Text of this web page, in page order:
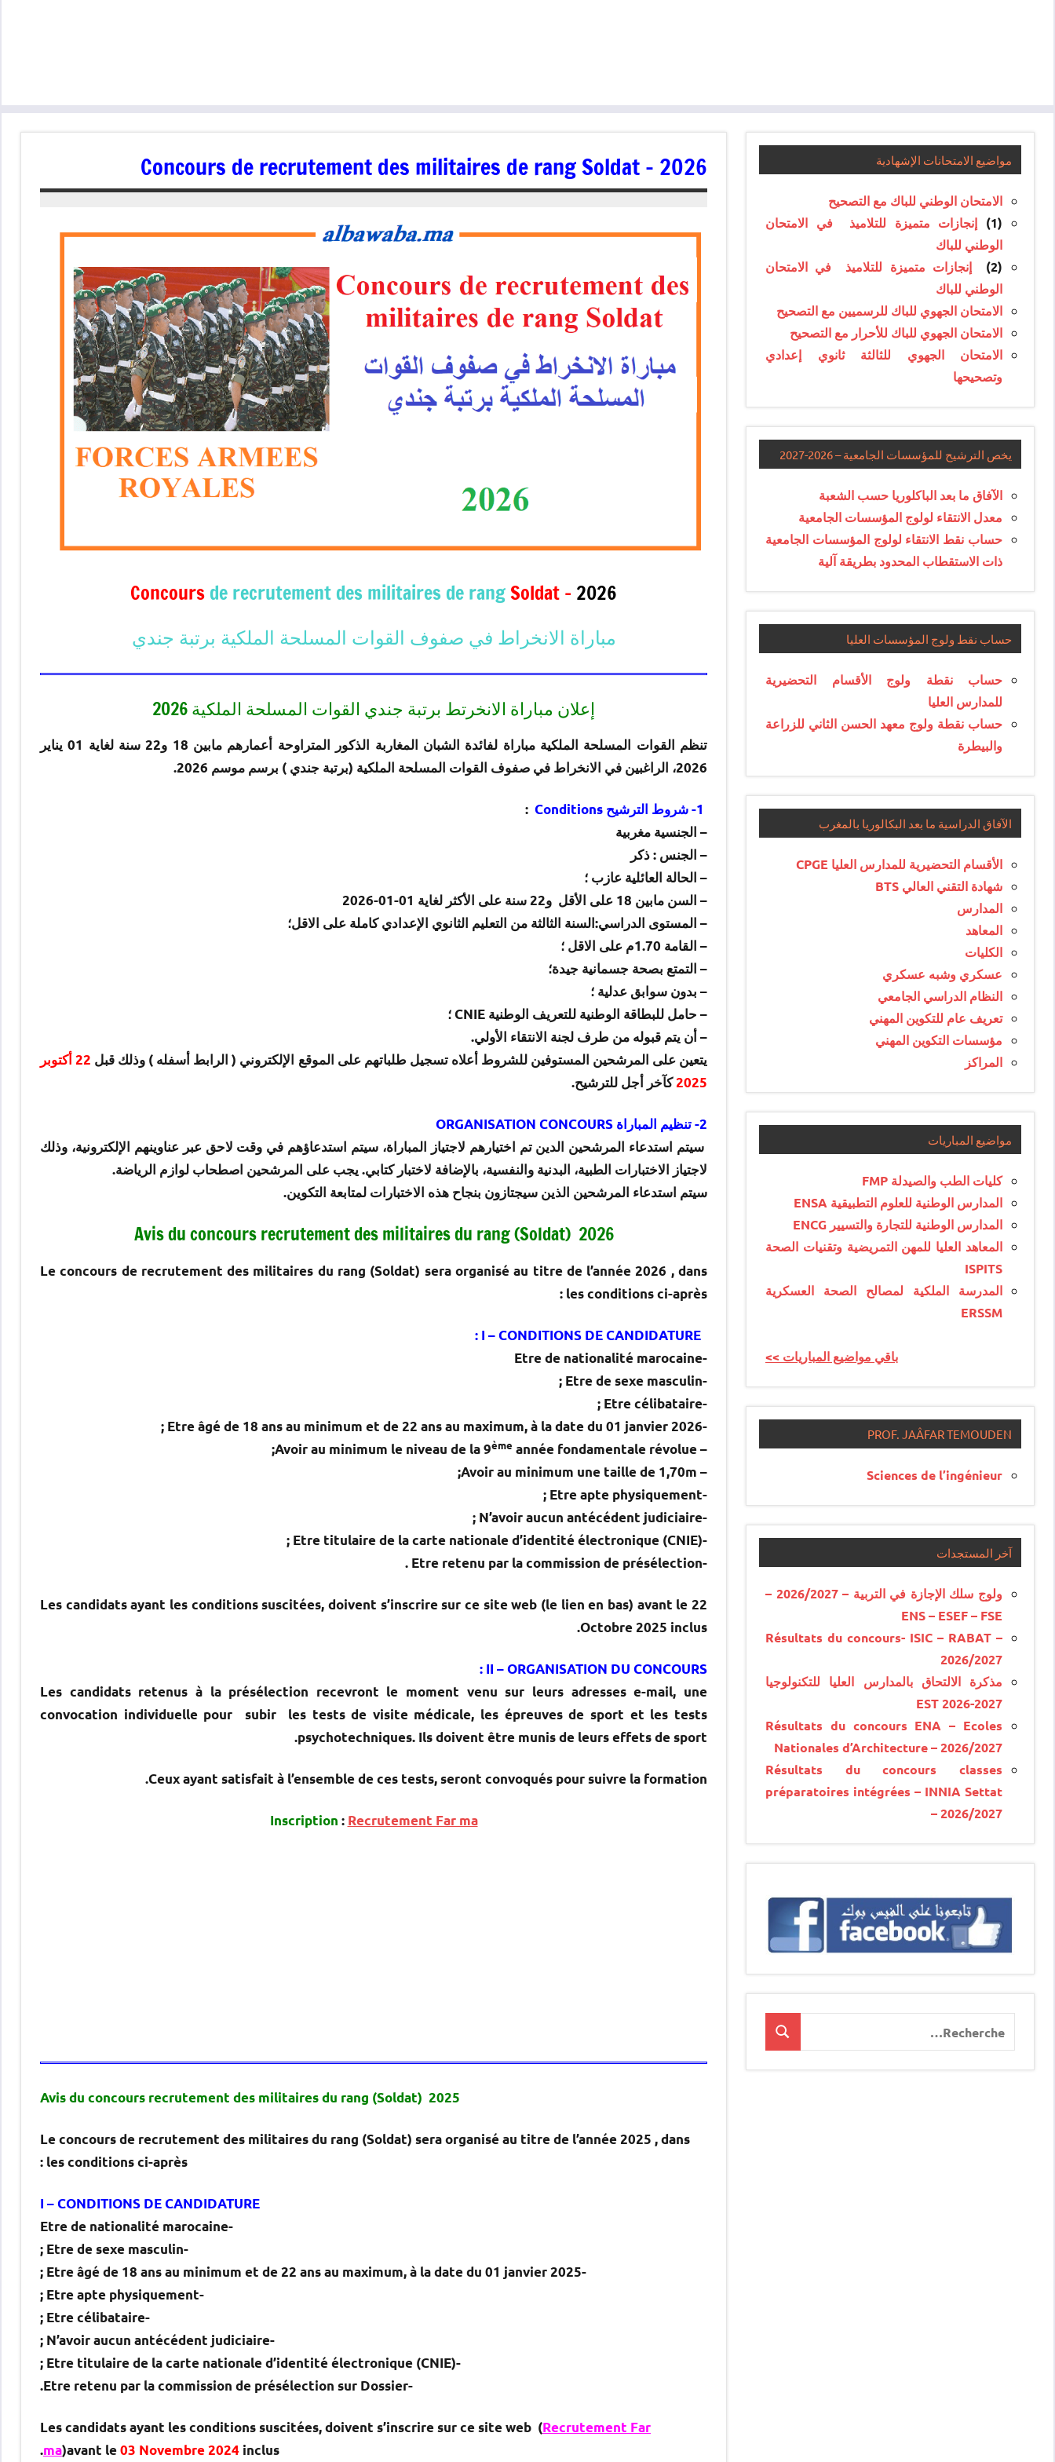
Concours de recrutement des militaires de rang Soldat – 2026
Concours de recrutement des militaires de rangSoldat – 2026
مباراة الانخراط في صفوف القوات المسلحة الملكية برتبة جندي
إعلان مباراة الانخرتط برتبة جندي القوات المسلحة الملكية 2026
تنظم القوات المسلحة الملكية مباراة لفائدة الشبان المغاربة الذكور المتراوحة أعمارهم مابين 18 و22 سنة لغاية 01 يناير
2026، الراغبين في الانخراط في صفوف القوات المسلحة الملكية (برتبة جندي ) برسم موسم 2026.
1- شروط الترشيح Conditions
:
– الجنسية مغربية
– الجنس : ذكر
– الحالة العائلية عازب ؛
– السن مابين 18 على الأقل و22 سنة على الأكثر لغاية 01-01-2026
– المستوى الدراسي:السنة الثالثة من التعليم الثانوي الإعدادي كاملة على الاقل؛
– القامة 1.70م على الاقل ؛
– التمتع بصحة جسمانية جيدة؛
– بدون سوابق عدلية ؛
– حامل للبطاقة الوطنية للتعريف الوطنية CNIE ؛
– أن يتم قبوله من طرف لجنة الانتقاء الأولي.
يتعين على المرشحين المستوفين للشروط أعلاه تسجيل طلباتهم على الموقع الإلكتروني ( الرابط أسفله ) وذلك قبل
22 أكتوبر
2025كآخر أجل للترشيح.
2- تنظيم المباراة ORGANISATION CONCOURS
سيتم استدعاء المرشحين الدين تم اختيارهم لاجتياز المباراة، سيتم استدعاؤهم في وقت لاحق عبر عناوينهم الإلكترونية، وذلك
لاجتياز الاختبارات الطبية، البدنية والنفسية، بالإضافة لاختبار كتابي. يجب على المرشحين اصطحاب لوازم الرياضة.
سيتم استدعاء المرشحين الذين سيجتازون بنجاح هذه الاختبارات لمتابعة التكوين.
Avis du concours recrutement des militaires du rang (Soldat) 2026
Le concours de recrutement des militaires du rang (Soldat) sera organisé au titre de l’année 2026 , dans
les conditions ci-après :
-Etre de nationalité marocaine
-Etre de sexe masculin ;
-Etre célibataire ;
-Etre âgé de 18 ans au minimum et de 22 ans au maximum, à la date du
01 janvier 2026
;
– Avoir au minimum le niveau de la 9
ème année fondamentale révolue;
– Avoir au minimum une taille de 1,70m;
-Etre apte physiquement ;
-N’avoir aucun antécédent judiciaire ;
-Etre titulaire de la carte nationale d’identité électronique (CNIE) ;
-Etre retenu par la commission de présélection .
Les candidats ayant les conditions suscitées, doivent s’inscrire sur ce site web (le lien en bas) avant le 22
Octobre 2025 inclus
.
II – ORGANISATION DU CONCOURS :
Les candidats retenus à la présélection recevront le moment venu sur leurs adresses e-mail, une
convocation individuelle pour subir les tests de visite médicale, les épreuves de sport et les tests
psychotechniques. Ils doivent être munis de leurs effets de sport.
Ceux ayant satisfait à l’ensemble de ces tests, seront convoqués pour suivre la formation.
Inscription : Recrutement Far ma
Avis du concours recrutement des militaires du rang (Soldat) 2025
Le concours de recrutement des militaires du rang (Soldat) sera organisé au titre de l’année 2025 , dans
les conditions ci-après :
-Etre de nationalité marocaine
-Etre de sexe masculin ;
-Etre âgé de 18 ans au minimum et de 22 ans au maximum, à la date du
01 janvier 2025
;
-Etre apte physiquement ;
-Etre célibataire ;
-N’avoir aucun antécédent judiciaire ;
-Etre titulaire de la carte nationale d’identité électronique (CNIE) ;
-Etre retenu par la commission de présélection sur Dossier.
Les candidats ayant les conditions suscitées, doivent s’inscrire sur ce site web (Recrutement Far
ma)avant le03 Novembre 2024 inclus
.
مواضيع الامتحانات الإشهادية
الامتحان الوطني للباك مع التصحيح
(1)
إنجازات متميزة للتلاميذ في الامتحان
الوطني للباك
(2)
إنجازات متميزة للتلاميذ في الامتحان
الوطني للباك
الامتحان الجهوي للباك للرسميين مع التصحيح
الامتحان الجهوي للباك للأحرار مع التصحيح
الامتحان الجهوي للثالثة ثانوي إعدادي
وتصحيحها
يخص الترشيح للمؤسسات الجامعية – 2026-2027
الآفاق ما بعد الباكلوريا حسب الشعبة
معدل الانتقاء لولوج المؤسسات الجامعية
حساب نقط الانتقاء لولوج المؤسسات الجامعية
ذات الاستقطاب المحدود بطريقة آلية
حساب نقط ولوج المؤسسات العليا
حساب نقطة ولوج الأقسام التحضيرية
للمدارس العليا
حساب نقطة ولوج معهد الحسن الثاني للزراعة
والبيطرة
الآفاق الدراسية ما بعد البكالوريا بالمغرب
الأقسام التحضيرية للمدارس العليا CPGE
شهادة التقني العالي BTS
المدارس
المعاهد
الكليات
عسكري وشبه عسكري
النظام الدراسي الجامعي
تعريف عام للتكوين المهني
مؤسسات التكوين المهني
المراكز
مواضيع المباريات
كليات الطب والصيدلة FMP
المدارس الوطنية للعلوم التطبيقية ENSA
المدارس الوطنية للتجارة والتسيير ENCG
المعاهد العليا للمهن التمريضية وتقنيات الصحة
ISPITS
المدرسة الملكية لمصالح الصحة العسكرية
ERSSM
<< باقي مواضيع المباريات
PROF. JAÂFAR TEMOUDEN
Sciences de l’ingénieur
آخر المستجدات
ولوج سلك الإجازة في التربية – 2026/2027 –
ENS – ESEF – FSE
Résultats du concours- ISIC – RABAT –
2026/2027
مذكرة الالتحاق بالمدارس العليا للتكنولوجيا
EST 2026-2027
Résultats du concours ENA – Ecoles
Nationales d’Architecture – 2026/2027
Résultats du concours classes
préparatoires intégrées – INNIA Settat
– 2026/2027
:
Recherche